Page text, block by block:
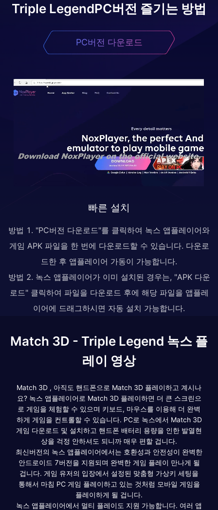
Triple LegendPC버전 즐기는 방법
PC버전 다운로드
빠른 설치
방법 1. "PC버전 다운로드"를 클릭하여 녹스 앱플레이어와
게임 APK 파일을 한 번에 다운로드할 수 있습니다. 다운로
드한 후 앱플레이어 가동이 가능합니다.
방법 2. 녹스 앱플레이어가 이미 설치된 경우는, "APK 다운
로드" 클릭하여 파일을 다운로드 후에 해당 파일을 앱플레
이어에 드래그하시면 자동 설치 가능합니다.
Match 3D - Triple Legend 녹스 플
레이 영상
Match 3D , 아직도 핸드폰으로 Match 3D 플레이하고 계시나
요? 녹스 앱플레이어로 Match 3D 플레이하면 더 큰 스크린으
로 게임을 체험할 수 있으며 키보드, 마우스를 이용해 더 완벽
하게 게임을 컨트롤할 수 있습니다. PC로 녹스에서 Match 3D
게임 다운로드 및 설치하고 핸드폰 배터리 용량을 인한 발열현
상을 걱정 안하셔도 되니까 매우 편할 겁니다.
최신버전의 녹스 앱플레이어에서는 호환성과 안전성이 완벽한
안드로이드 7버전을 지원되며 완벽한 게임 플레이 만나게 될
겁니다. 게임 유저의 입장에서 설정된 맞춤형 가상키 세팅을
통해서 마침 PC 게임 플레이하고 있는 것처럼 모바일 게임을
플레이하게 될 겁니다.
녹스 앱플레이어에서 멀티 플레이도 지원 가능합니다. 여러 앱